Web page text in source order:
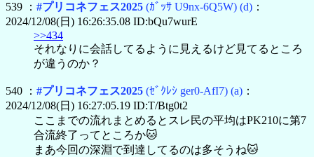
539 ： #プリコネフェス2025 (ｶﾞｯｻ U9nx-6Q5W) (d) ：
2024/12/08(日) 16:26:35.08 ID:bQu7wurE
>>434
それなりに会話してるように見えるけど見てるところ
が違うのか？
540 ： #プリコネフェス2025 (ｾﾞｸﾚｼ ger0-AfI7) (a) ：
2024/12/08(日) 16:27:05.19 ID:T/Btg0t2
ここまでの流れまとめるとスレ民の平均はPK210に第7
合流終了ってところか🐱
まあ今回の深淵で到達してるのは多そうね🐱